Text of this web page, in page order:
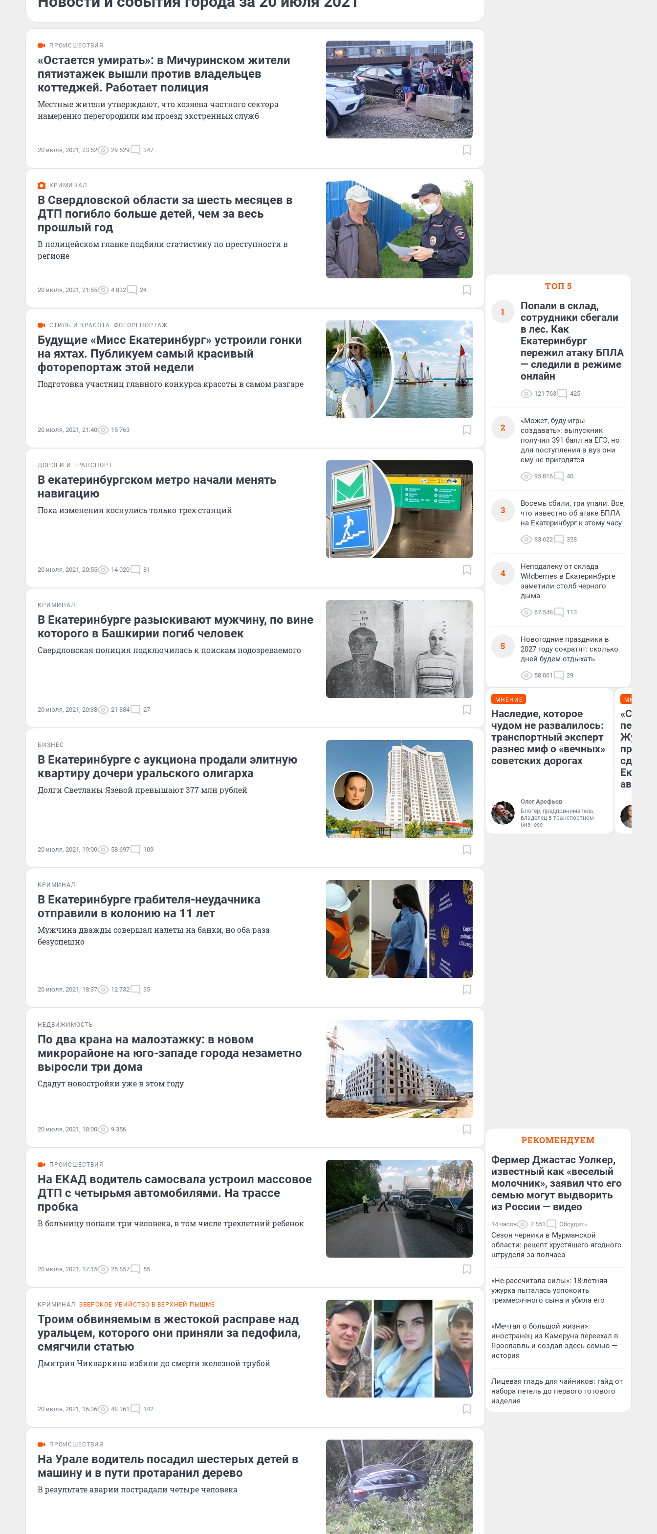
ПРОИСШЕСТВИЯ
«Остается умирать»: в Мичуринском жители
пятиэтажек вышли против владельцев
коттеджей. Работает полиция
Местные жители утверждают, что хозяева частного сектора
намеренно перегородили им проезд экстренных служб
20 июля, 2021, 23:52 29 529 347
КРИМИНАЛ
В Свердловской области за шесть месяцев в
ДТП погибло больше детей, чем за весь
прошлый год
В полицейском главке подбили статистику по преступности в
регионе
20 июля, 2021, 21:55 4 832 24
СТИЛЬ И КРАСОТА ФОТОРЕПОРТАЖ
Будущие «Мисс Екатеринбург» устроили гонки
на яхтах. Публикуем самый красивый
фоторепортаж этой недели
Подготовка участниц главного конкурса красоты в самом разгаре
20 июля, 2021, 21:40 15 763
ДОРОГИ И ТРАНСПОРТ
В екатеринбургском метро начали менять
навигацию
Пока изменения коснулись только трех станций
20 июля, 2021, 20:55 14 020 81
КРИМИНАЛ
В Екатеринбурге разыскивают мужчину, по вине
которого в Башкирии погиб человек
Свердловская полиция подключилась к поискам подозреваемого
20 июля, 2021, 20:38 21 884 27
БИЗНЕС
В Екатеринбурге с аукциона продали элитную
квартиру дочери уральского олигарха
Долги Светланы Язевой превышают 377 млн рублей
20 июля, 2021, 19:00 58 697 109
КРИМИНАЛ
В Екатеринбурге грабителя-неудачника
отправили в колонию на 11 лет
Мужчина дважды совершал налеты на банки, но оба раза
безуспешно
20 июля, 2021, 18:37 12 732 35
НЕДВИЖИМОСТЬ
По два крана на малоэтажку: в новом
микрорайоне на юго-западе города незаметно
выросли три дома
Сдадут новостройки уже в этом году
20 июля, 2021, 18:00 9 356
ПРОИСШЕСТВИЯ
На ЕКАД водитель самосвала устроил массовое
ДТП с четырьмя автомобилями. На трассе
пробка
В больницу попали три человека, в том числе трехлетний ребенок
20 июля, 2021, 17:15 25 657 55
КРИМИНАЛ ЗВЕРСКОЕ УБИЙСТВО В ВЕРХНЕЙ ПЫШМЕ
Троим обвиняемым в жестокой расправе над
уральцем, которого они приняли за педофила,
смягчили статью
Дмитрия Чикваркина избили до смерти железной трубой
20 июля, 2021, 16:36 48 361 142
ПРОИСШЕСТВИЯ
На Урале водитель посадил шестерых детей в
машину и в пути протаранил дерево
В результате аварии пострадали четыре человека
ТОП 5
1
Попали в склад,
сотрудники сбегали
в лес. Как
Екатеринбург
пережил атаку БПЛА
— следили в режиме
онлайн
121 763 425
2
«Может, буду игры
создавать»: выпускник
получил 391 балл на ЕГЭ, но
для поступления в вуз они
ему не пригодятся
95 816 40
3
Восемь сбили, три упали. Все,
что известно об атаке БПЛА
на Екатеринбург к этому часу
83 622 328
4
Неподалеку от склада
Wildberries в Екатеринбурге
заметили столб черного
дыма
67 548 113
5
Новогодние праздники в
2027 году сократят: сколько
дней будем отдыхать
58 061 29
МНЕНИЕ
Наследие, которое
чудом не развалилось:
транспортный эксперт
разнес миф о «вечных»
советских дорогах
Олег Арефьев
Блогер, предприниматель,
владелец в транспортном
бизнесе
МНЕНИЕ
августа
РЕКОМЕНДУЕМ
Фермер Джастас Уолкер,
известный как «веселый
молочник», заявил что его
семью могут выдворить
из России — видео
14 часов 7 651 Обсудить
Сезон черники в Мурманской
области: рецепт хрустящего ягодного
штруделя за полчаса
«Не рассчитала силы»: 18-летняя
ужурка пыталась успокоить
трехмесячного сына и убила его
«Мечтал о большой жизни»:
иностранец из Камеруна переехал в
Ярославль и создал здесь семью —
история
Лицевая гладь для чайников: гайд от
набора петель до первого готового
изделия